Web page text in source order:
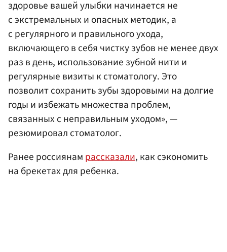
здоровье вашей улыбки начинается не
с экстремальных и опасных методик, а
с регулярного и правильного ухода,
включающего в себя чистку зубов не менее двух
раз в день, использование зубной нити и
регулярные визиты к стоматологу. Это
позволит сохранить зубы здоровыми на долгие
годы и избежать множества проблем,
связанных с неправильным уходом», —
резюмировал стоматолог.
Ранее россиянам рассказали, как сэкономить
на брекетах для ребенка.